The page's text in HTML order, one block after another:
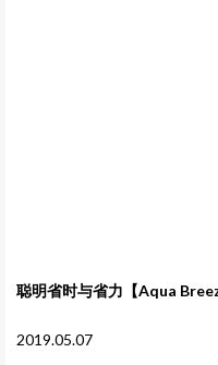
聪明省时与省力【Aqua
2019.05.07